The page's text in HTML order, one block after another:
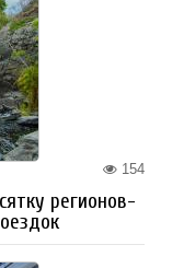
154
регионов-